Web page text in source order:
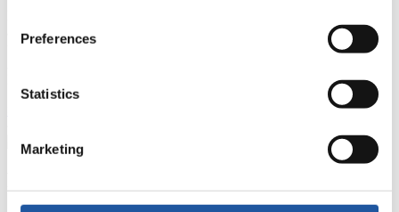
Preferences
Statistics
Marketing
aktuelle Regelwerk sowie Richtlinien zu Wettkämpfen, Anti-Doping
und Fairplay nachlesen, auf Athletenbiographien zugreifen,